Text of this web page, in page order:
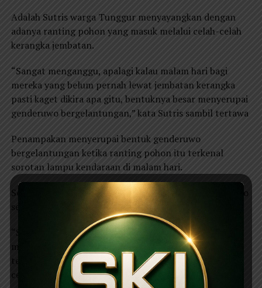
Adalah Sutris warga Tunggur menyayangkan dengan
adanya ranting pohon yang masuk melalui celah-celah
kerangka jembatan.
“Sangat menganggu, apalagi kalau malam hari bagi
mereka yang belum pernah lewat jembatan kerangka
pasti kaget dikira apa gitu, bentuknya besar menyerupai
genderuwo bergelantungan,” kata Sutris sambil tertawa
Penampakan menyerupai bentuk genderuwo
bergelantungan ketika ranting pohon itu terkenal
sorotan lampu kendaraan di malam hari.
Senada yang dikatakan Sutris, warga Babadan Ponorogo
sempat kaget saat pulang dari Parang Magetan.
“Saya sering lewat sini tapi siang. Saat itu saya pulang
malam sekitar jam 10, sempat kaget tak kira apa,
ternyata ranting pohon masuk ke jembatan melalui
celah-celah kerangka,” jelas Budi.